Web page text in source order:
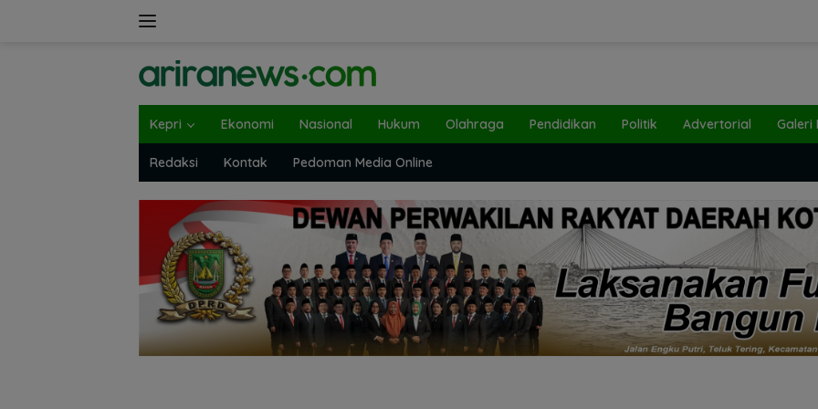
Kepri Ekonomi Nasional Hukum Olahraga Pendidikan Politik Advertorial Galeri
Redaksi Kontak Pedoman Media Online